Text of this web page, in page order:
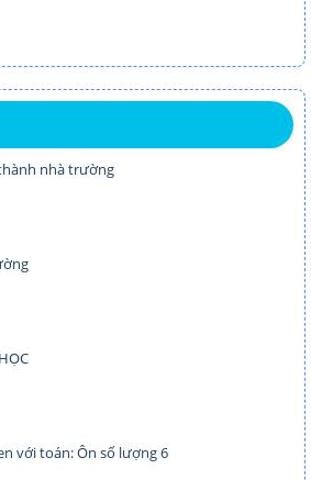
nhà trường
với toán: Ôn số lượng 6